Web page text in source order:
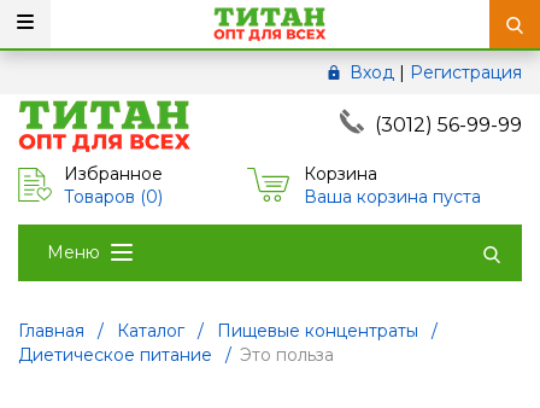
Вход | Регистрация
(3012) 56-99-99
Избранное
Товаров (0)
Корзина
Ваша корзина пуста
Меню
Главная / Каталог / Пищевые концентраты
/
Диетическое питание
/ Это польза